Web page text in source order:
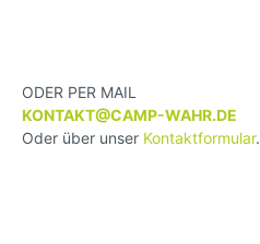
ODER PER MAIL
KONTAKT@CAMP-WAHR.DE
Oder über unser Kontaktformular.